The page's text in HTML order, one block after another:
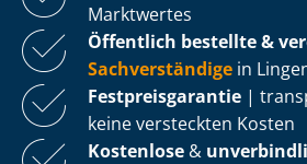
Marktwertes
Öffentlich bestellte &
Sachverständige in
Fest­preis­ga­ran­tie |
keine versteckten Kosten
Kostenlose &